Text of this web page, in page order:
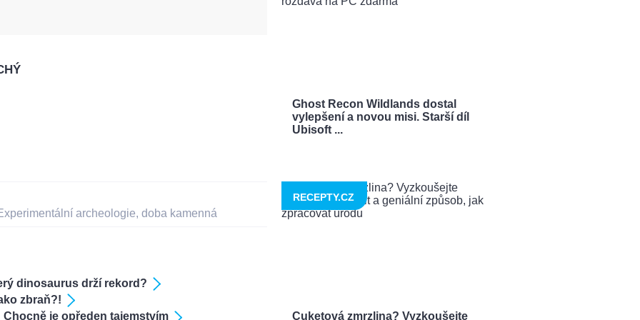
archeologie, doba kamenná
dinosaurus drží rekord?
zbraň?!
je opředen tajemstvím
Ghost Recon Wildlands dostal
vylepšení a novou misi. Starší díl
Ubisoft ...
Cuketová zmrzlina? Vyzkoušejte
RECEPTY.CZ